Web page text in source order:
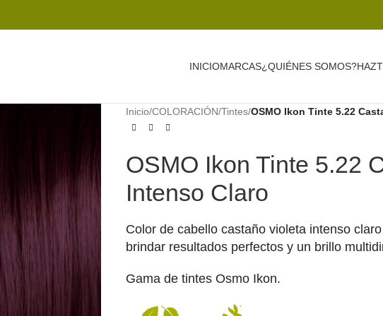
INICIOMARCAS¿QUIÉNES SOMOS?
Inicio/COLORACIÓN/Tintes/OSMO Ikon Tinte 5.22
OSMO Ikon Tinte 5.22
Intenso Claro
Color de cabello castaño violeta intenso
brindar resultados perfectos y un brillo
Gama de tintes Osmo Ikon.